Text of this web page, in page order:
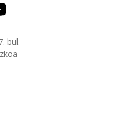
bul.